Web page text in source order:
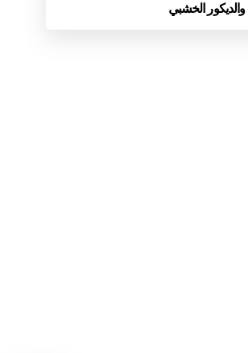
الخشبي